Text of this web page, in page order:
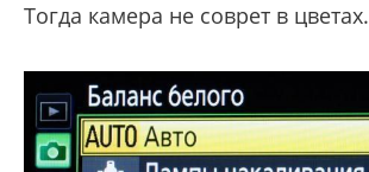
Тогда камера не соврет в цветах.